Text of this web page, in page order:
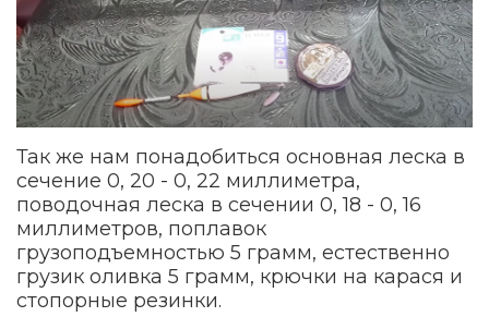
Так же нам понадобиться основная леска в
сечение 0, 20 - 0, 22 миллиметра,
поводочная леска в сечении 0, 18 - 0, 16
миллиметров, поплавок
грузоподъемностью 5 грамм, естественно
грузик оливка 5 грамм, крючки на карася и
стопорные резинки.